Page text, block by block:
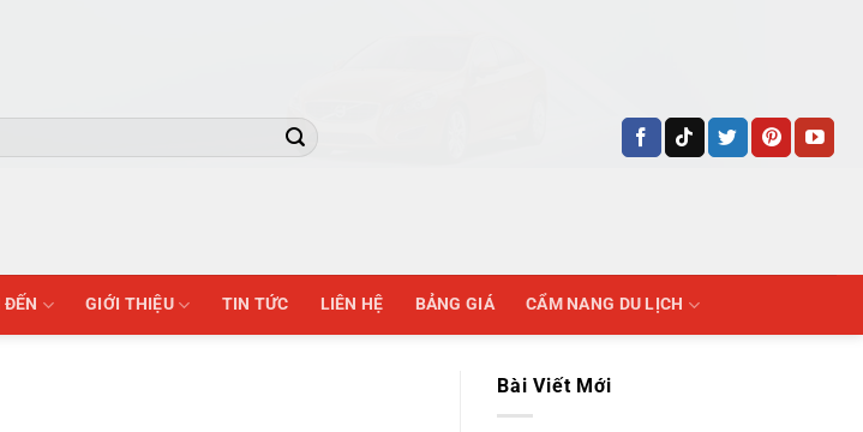
GIỚI THIỆU TIN TỨC LIÊN HỆ BẢNG GIÁ CẨM NANG DU LỊCH
Bài Viết Mới